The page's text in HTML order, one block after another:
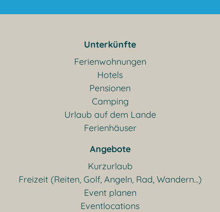
Unterkünfte
Ferienwohnungen
Hotels
Pensionen
Camping
Urlaub auf dem Lande
Ferienhäuser
Angebote
Kurzurlaub
Freizeit (Reiten, Golf, Angeln, Rad, Wandern...)
Event planen
Eventlocations